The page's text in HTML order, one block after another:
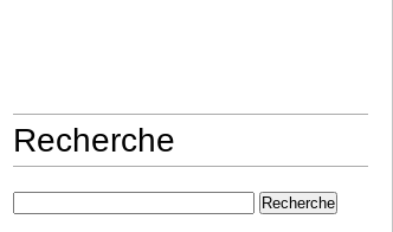
Recherche